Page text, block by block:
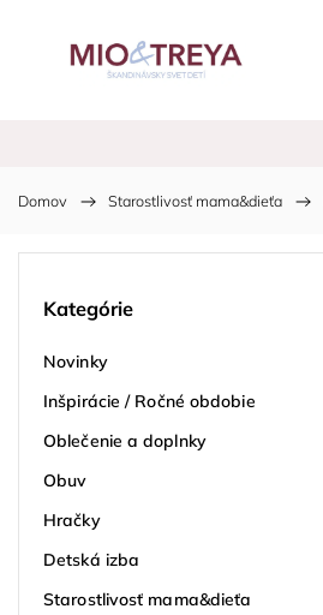
Domov / Starostlivosť mama&dieťa /
Kategórie
Novinky
Inšpirácie / Ročné obdobie
Oblečenie a doplnky
Obuv
Hračky
Detská izba
Starostlivosť mama&dieťa